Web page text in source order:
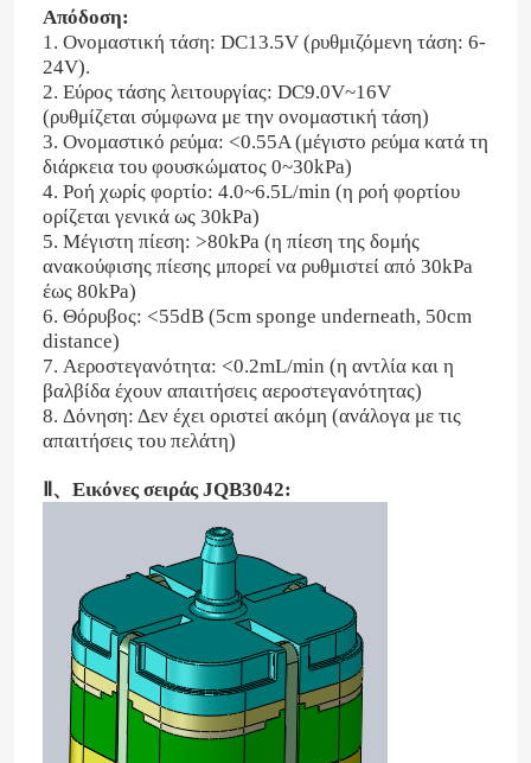
Σπίτι
Προϊόντα
Σχετικά με εμάς
Επισκεψή εργοστασίου
Απόδοση:
1. Ονομαστική τάση: DC13.5V (ρυθμιζόμενη τάση: 6-
24V).
2. Εύρος τάσης λειτουργίας: DC9.0V~16V
(ρυθμίζεται σύμφωνα με την ονομαστική τάση)
3. Ονομαστικό ρεύμα: <0.55A (μέγιστο ρεύμα κατά τη
διάρκεια του φουσκώματος 0~30kPa)
4. Ροή χωρίς φορτίο: 4.0~6.5L/min (η ροή φορτίου
ορίζεται γενικά ως 30kPa)
5. Μέγιστη πίεση: >80kPa (η πίεση της δομής
ανακούφισης πίεσης μπορεί να ρυθμιστεί από 30kPa
έως 80kPa)
6. Θόρυβος: <55dB (5cm sponge underneath, 50cm
distance)
7. Αεροστεγανότητα: <0.2mL/min (η αντλία και η
βαλβίδα έχουν απαιτήσεις αεροστεγανότητας)
8. Δόνηση: Δεν έχει οριστεί ακόμη (ανάλογα με τις
απαιτήσεις του πελάτη)
Ⅱ、Εικόνες σειράς JQB3042: